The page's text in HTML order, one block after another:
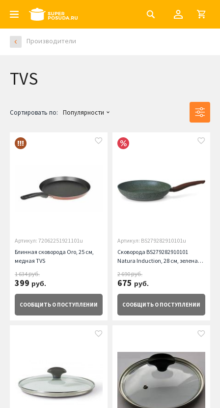
Производители
TVS
Сортировать по: Популярности
Артикул: 72062251921101u
Блинная сковорода Oro, 25 см,
медная TVS
1 634руб.
399 руб.
СООБЩИТЬ О ПОСТУПЛЕНИИ
Артикул: BS279282910101u
Сковорода BS279282910101
Natura Induction, 28 см, зеленая
2 690руб.
675 руб.
СООБЩИТЬ О ПОСТУПЛЕНИИ